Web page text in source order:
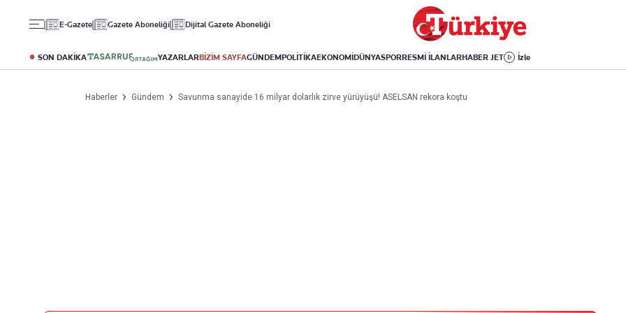
E-Gazete Gazete Aboneliği Dijital Gazete Aboneliği
SON DAKİKA YAZARLARBİZİM SAYFAGÜNDEMPOLİTİKAEKONOMİDÜNYASPORRESMİ İLANLARHABER JET İzle
Altın
Döviz
Kripto Para
Puan Durumu
Fikstür
Avrupa Ligi
Avrupa
Amerika
İsrail-Gazze
Yaşam
Sağlık
Yemek
Aktüel
Kitap
Haberler Gündem Savunma sanayide 16 milyar dolarlık zirve yürüyüşü! ASELSAN rekora koştu